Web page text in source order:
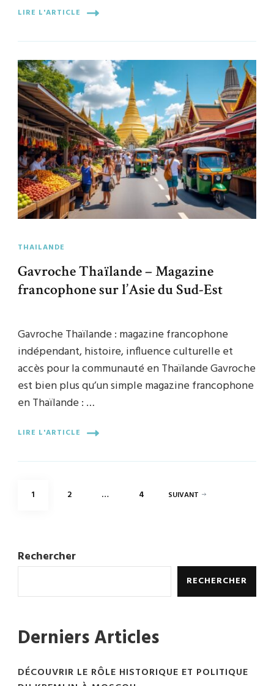
LIRE L'ARTICLE
THAILANDE
Gavroche Thaïlande – Magazine
francophone sur l’Asie du Sud-Est
Gavroche Thaïlande : magazine francophone
indépendant, histoire, influence culturelle et
accès pour la communauté en Thaïlande Gavroche
est bien plus qu’un simple magazine francophone
en Thaïlande : …
LIRE L'ARTICLE
Pagination
PAGE
1 PAGE
2 … PAGE
4 SUIVANT
Rechercher
RECHERCHER
Derniers Articles
DÉCOUVRIR LE RÔLE HISTORIQUE ET POLITIQUE